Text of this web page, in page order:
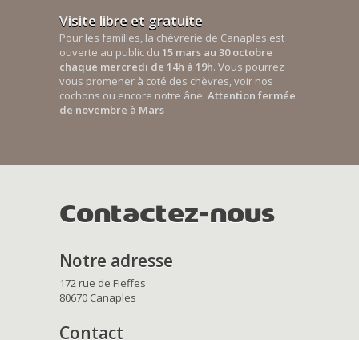
Visite libre et gratuite
Pour les familles, la chèvrerie de Canaples est
ouverte au public du 15 mars au 30 octobre
chaque mercredi de 14h à 19h. Vous pourrez
vous promener à coté des chèvres, voir nos
cochons ou encore notre âne. Attention fermée
de novembre à Mars
Contactez-nous
Notre adresse
172 rue de Fieffes
80670 Canaples
Contact